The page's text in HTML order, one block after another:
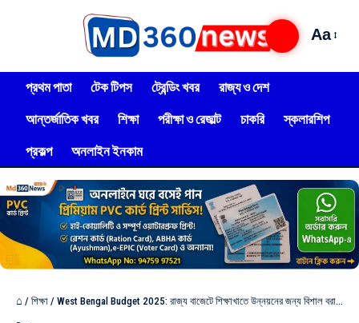
Aa
প্রথম পাতা টেক টিপস ট্রেন্ডিং খবর
রাজ্য ও দেশ
আন্তর্জাতিক খবর
শিক্ষা পরীক্ষা ও রেজাল্ট চাকরি
স্কলারশিপ
প্রকল্প
অনলাইন ইনকাম
⌂ / শিক্ষা / West Bengal Budget 2025: রাজ্য বাজেটে শিক্ষাখাতে উন্নয়নের জন্য বিশাল বরাদ্দ, বিস্তারিত দেখুন?